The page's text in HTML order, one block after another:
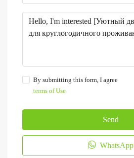
By submitting this form, I agree
terms of Use
Send
WhatsApp